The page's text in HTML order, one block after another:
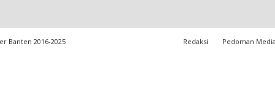
Redaksi Pedoman
Banten 2016-2025